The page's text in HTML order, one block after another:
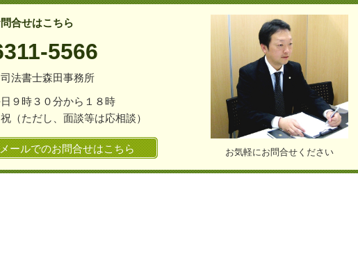
お気軽にお問合せください
合せはこちら
5566
森田事務所
９時３０分から１８時
（ただし、面談等は応相談）
メールでのお問合せはこちら